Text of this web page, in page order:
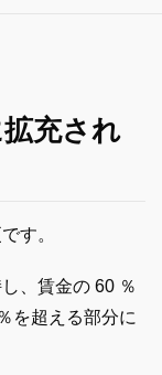
充され
す。
、賃金の 60 ％
を超える部分に